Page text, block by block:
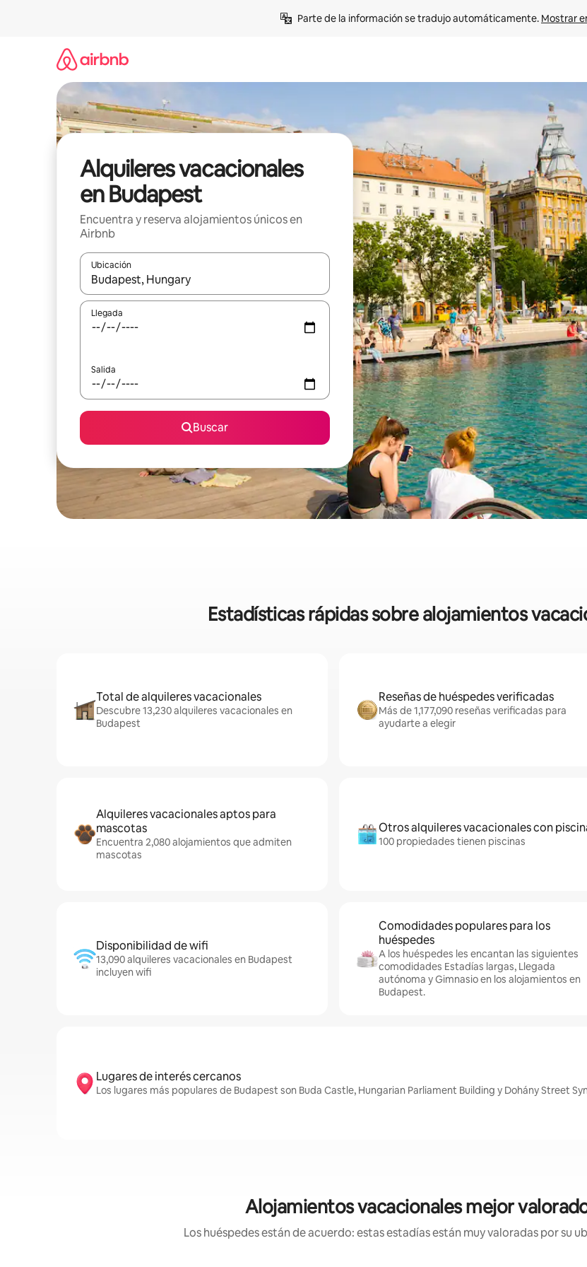
Parte de la información se tradujo automáticamente. Mostrar
Alquileres vacacionales
en Budapest
Encuentra y reserva alojamientos únicos en
Airbnb
Ubicación
Cuando los resultados estén disponibles, navega con las teclas de flecha hacia arriba y hacia abajo o explora
Llegada
Salida
Buscar
Estadísticas rápidas sobre alojamientos
Total de alquileres vacacionales
Descubre 13,230 alquileres vacacionales en
Budapest
Reseñas de huéspedes verificadas
Más de 1,177,090 reseñas verificadas para
ayudarte a elegir
Alquileres vacacionales aptos para
mascotas
Encuentra 2,080 alojamientos que admiten
mascotas
Otros alquileres vacacionales con
100 propiedades tienen piscinas
Disponibilidad de wifi
13,090 alquileres vacacionales en Budapest
incluyen wifi
Comodidades populares para los
huéspedes
A los huéspedes les encantan las siguientes
comodidades Estadías largas, Llegada
autónoma y Gimnasio en los alojamientos en
Budapest.
Lugares de interés cercanos
Los lugares más populares de Budapest son Buda Castle, Hungarian Parliament Building y Dohány Street
Alojamientos vacacionales mejor
Los huéspedes están de acuerdo: estas estadías están muy valoradas por su